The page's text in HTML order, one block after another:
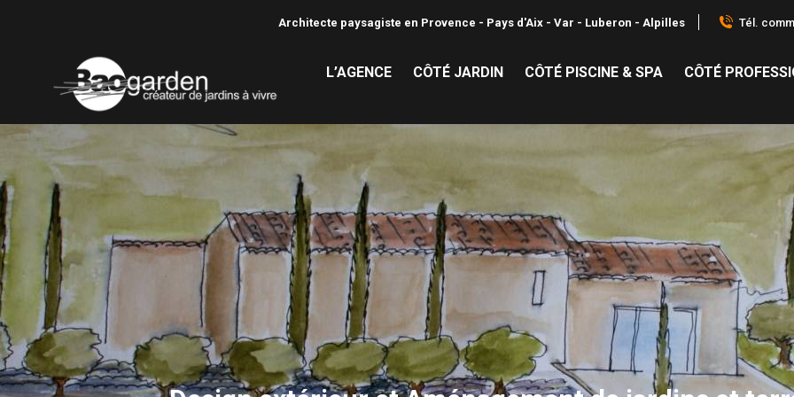
Architecte paysagiste en Provence - Pays d'Aix - Var - Luberon - Alpilles Tél.
L’AGENCE CÔTÉ JARDIN CÔTÉ PISCINE & SPA CÔTÉ